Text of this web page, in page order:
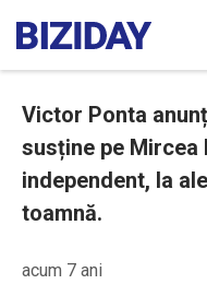
Victor Ponta
susține pe Mircea
independent, la
toamnă.
acum 7 ani